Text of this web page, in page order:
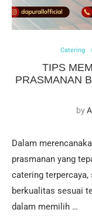
Catering
TIPS
PRASMANAN
by
Dalam
prasmanan yang
catering terpercaya,
berkualitas sesuai
dalam memilih …